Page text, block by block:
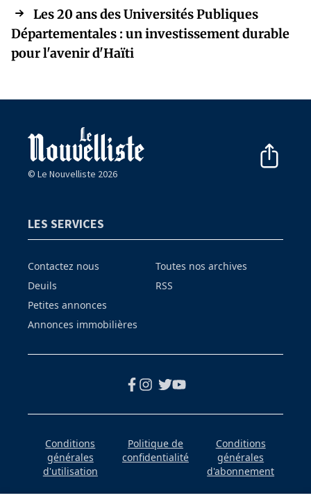
Les 20 ans des Universités Publiques
Départementales : un investissement durable
pour l'avenir d'Haïti
© Le Nouvelliste 2026
LES SERVICES
Contactez nous
Deuils
Petites annonces
Annonces immobilières
Toutes nos archives
RSS
Conditions
générales
d'utilisation
Politique de
confidentialité
Conditions
générales
d'abonnement